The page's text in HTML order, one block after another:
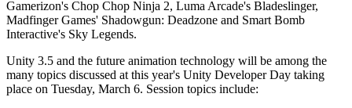
Multiplayer-Spiele
Vereinfachte Entwicklung von Multiplayer-Spielen
Gamerizon's Chop Chop Ninja 2, Luma Arcade's Bladeslinger,
Madfinger Games' Shadowgun: Deadzone and Smart Bomb
Interactive's Sky Legends.
Unity 3.5 and the future animation technology will be among the
many topics discussed at this year's Unity Developer Day taking
place on Tuesday, March 6. Session topics include: